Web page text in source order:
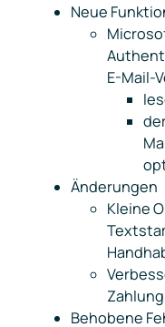
Neue
E-Mail-
Änderungen
Kleine
Behobene